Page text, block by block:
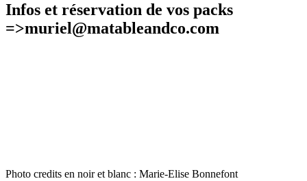
Infos et réservation de vos packs
=>muriel@matableandco.com
Photo credits en noir et blanc : Marie-Elise Bonnefont